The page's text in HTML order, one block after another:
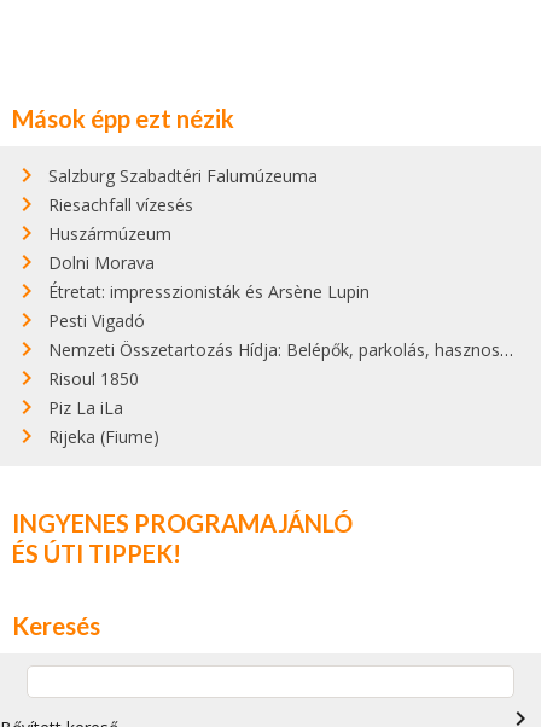
Mások épp ezt nézik
Salzburg Szabadtéri Falumúzeuma
Riesachfall vízesés
Huszármúzeum
Dolni Morava
Étretat: impresszionisták és Arsène Lupin
Pesti Vigadó
Nemzeti Összetartozás Hídja: Belépők, parkolás, hasznos infók
Risoul 1850
Piz La iLa
Rijeka (Fiume)
INGYENES PROGRAMAJÁNLÓ
ÉS ÚTI TIPPEK!
Keresés
navigate_next